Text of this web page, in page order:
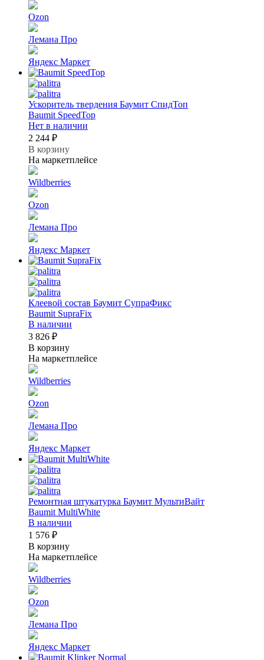
Ozon
Лемана Про
Яндекс Маркет
Ускоритель твердения Баумит СпидТоп
Baumit SpeedTop
Нет в наличии
2 244 ₽
В корзину
На маркетплейсе
Wildberries
Ozon
Лемана Про
Яндекс Маркет
Клеевой состав Баумит СупраФикс
Baumit SupraFix
В наличии
3 826 ₽
В корзину
На маркетплейсе
Wildberries
Ozon
Лемана Про
Яндекс Маркет
Ремонтная штукатурка Баумит МультиВайт
Baumit MultiWhite
В наличии
1 576 ₽
В корзину
На маркетплейсе
Wildberries
Ozon
Лемана Про
Яндекс Маркет